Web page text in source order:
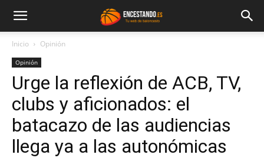
Inicio Opinión
Opinión
Urge la reflexión de ACB, TV,
clubs y aficionados: el
batacazo de las audiencias
llega ya a las autonómicas